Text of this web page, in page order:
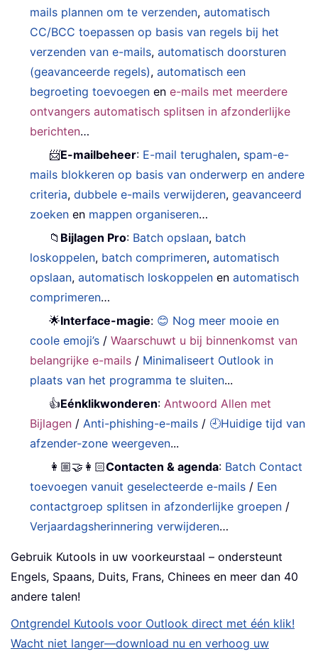
mails plannen om te verzenden,automatisch
CC/BCC toepassen op basis van regels bij het
verzenden van e-mails,automatisch doorsturen
(geavanceerde regels),automatisch een
begroeting toevoegen ene-mails met meerdere
ontvangers automatisch splitsen in afzonderlijke
berichten…
📨E-mailbeheer: E-mail terughalen, spam-e-
mails blokkeren op basis van onderwerp en andere
criteria,dubbele e-mails verwijderen,geavanceerd
zoeken en mappen organiseren…
📁 Bijlagen Pro: Batch opslaan, batch
loskoppelen, batch comprimeren,automatisch
opslaan,automatisch loskoppelen enautomatisch
comprimeren…
🌟Interface-magie: 😊 Nog meer mooie en
coole emoji’s /Waarschuwt u bij binnenkomst van
belangrijke e-mails / Minimaliseert Outlook in
plaats van het programma te sluiten...
👍Eénklikwonderen: Antwoord Allen met
Bijlagen / Anti-phishing-e-mails / 🕘Huidige tijd van
afzender-zone weergeven...
👩🏼‍🤝‍👩🏻Contacten & agenda: Batch Contact
toevoegen vanuit geselecteerde e-mails / Een
contactgroep splitsen in afzonderlijke groepen /
Verjaardagsherinnering verwijderen…
Gebruik Kutools in uw voorkeurstaal – ondersteunt
Engels, Spaans, Duits, Frans, Chinees en meer dan 40
andere talen!
Ontgrendel Kutools voor Outlook direct met één klik!
Wacht niet langer—download nu en verhoog uw